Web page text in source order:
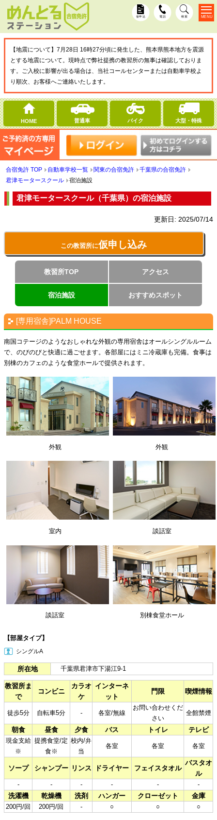
仮申込 電話 検索
【地震について】7月28日 16時27分頃に発生した、熊本県熊本地方を震源
とする地震について。現時点で弊社提携の教習所の無事は確認しておりま
す。ご入校に影響が出る場合は、当社コールセンターまたは自動車学校よ
り順次、お客様へご連絡いたします。
HOME 普通車 バイク 大型・特殊
MENU
合宿免許 TOP 自動車学校一覧 関東の合宿免許
千葉県の合宿免許
君津モータースクール
宿泊施設
君津モータースクール（千葉県）の宿泊施設
更新日: 2025/07/14
この教習所に仮申し込み
教習所TOP アクセス
宿泊施設 おすすめスポット
[専用宿舎]PALM HOUSE
南国コテージのようなおしゃれな外観の専用宿舎はオールシングルルーム
で、のびのびと快適に過ごせます。各部屋にはミニ冷蔵庫も完備。食事は
別棟のカフェのような食堂ホールで提供されます。
外観 外観
室内 談話室
談話室 別棟食堂ホール
【部屋タイプ】
シングルA
所在地 千葉県君津市下湯江9-1
教習所ま
で
コンビニ
カラオ
ケ
インターネ
ット
門限 喫煙情報
徒歩5分 自転車5分 - 各室/無線
お問い合わせくだ
さい
全館禁煙
朝食 昼食 夕食 バス トイレ テレビ
現金支給
※
提携食堂/定
食※
校内/弁
当
各室 各室 各室
ソープ シャンプー リンス ドライヤー フェイスタオル
バスタオ
ル
- - - - - -
洗濯機 乾燥機 洗剤 ハンガー クローゼット 金庫
200円/回 200円/回 - ○ ○ ○